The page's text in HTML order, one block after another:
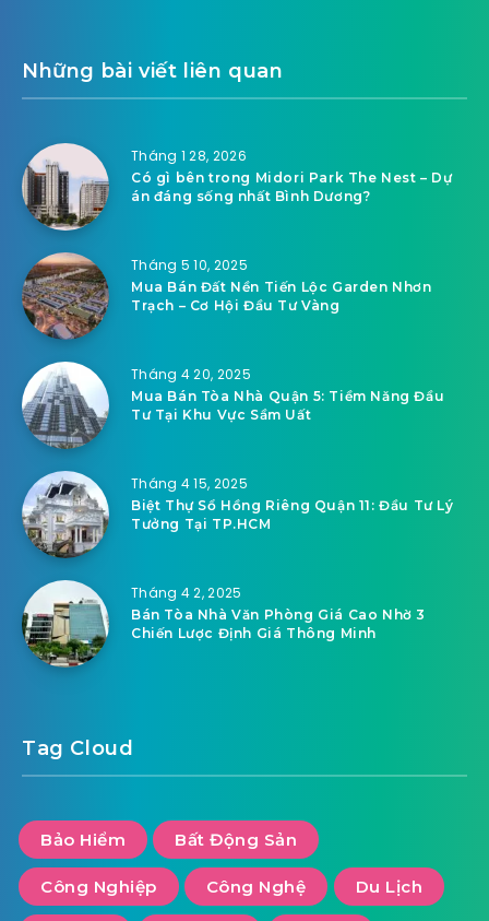
Những bài viết liên quan
Tháng 1 28, 2026
Có gì bên trong Midori Park The Nest – Dự
án đáng sống nhất Bình Dương?
Tháng 5 10, 2025
Mua Bán Đất Nền Tiến Lộc Garden Nhơn
Trạch – Cơ Hội Đầu Tư Vàng
Tháng 4 20, 2025
Mua Bán Tòa Nhà Quận 5: Tiềm Năng Đầu
Tư Tại Khu Vực Sầm Uất
Tháng 4 15, 2025
Biệt Thự Sổ Hồng Riêng Quận 11: Đầu Tư Lý
Tưởng Tại TP.HCM
Tháng 4 2, 2025
Bán Tòa Nhà Văn Phòng Giá Cao Nhờ 3
Chiến Lược Định Giá Thông Minh
Tag Cloud
Bảo Hiểm Bất Động Sản
Công Nghiệp Công Nghệ Du Lịch